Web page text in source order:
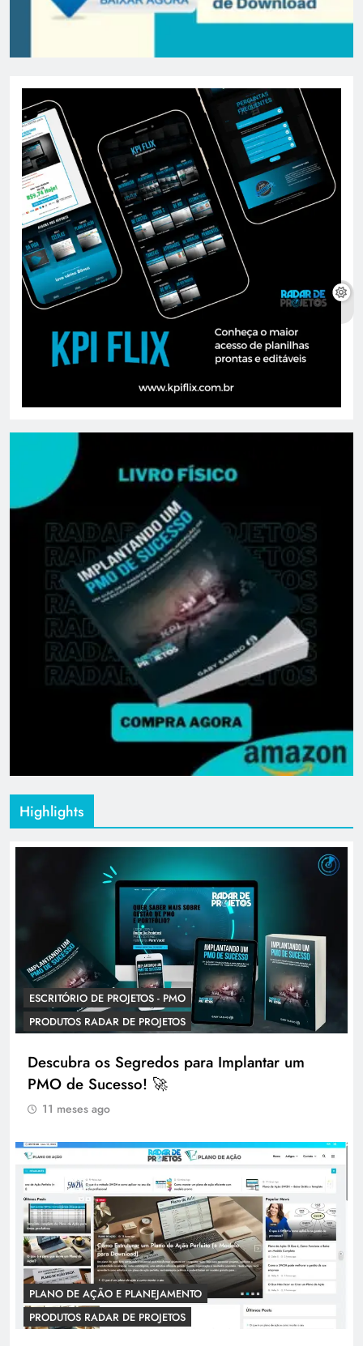
Highlights
ESCRITÓRIO DE PROJETOS - PMO
PRODUTOS RADAR DE PROJETOS
Descubra os Segredos para Implantar um
PMO de Sucesso! 🚀
11 meses ago
PLANO DE AÇÃO E PLANEJAMENTO
PRODUTOS RADAR DE PROJETOS